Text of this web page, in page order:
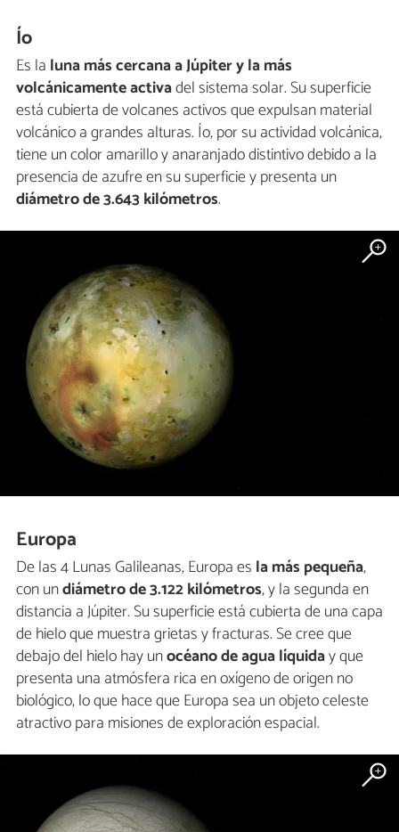
Ío
Es la luna más cercana a Júpitery la más
volcánicamente activadel sistema solar. Su superficie
está cubierta de volcanes activos que expulsan material
volcánico a grandes alturas. Ío, por su actividad volcánica,
tiene un color amarillo y anaranjado distintivo debido a la
presencia de azufre en su superficie y presenta un
diámetro de 3.643 kilómetros.
Europa
De las 4 Lunas Galileanas, Europa es la más pequeña,
con undiámetro de 3.122 kilómetros, y la segunda en
distancia a Júpiter. Su superficie está cubierta de una capa
de hielo que muestra grietas y fracturas. Se cree que
debajo del hielo hay unocéano de agua líquiday que
presenta una atmósfera rica en oxígeno de origen no
biológico, lo que hace que Europa sea un objeto celeste
atractivo para misiones de exploración espacial.